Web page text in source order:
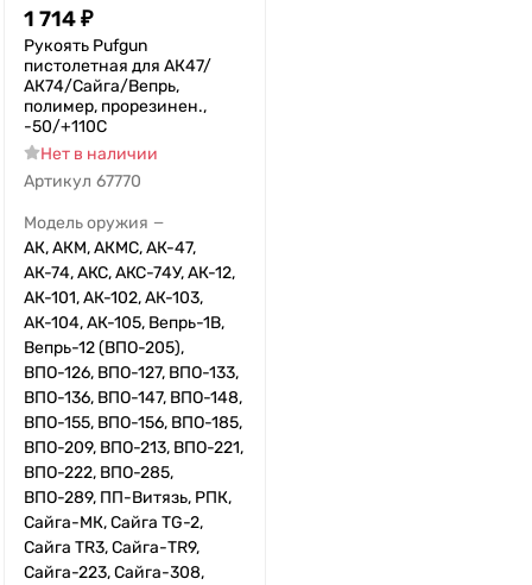
1 714₽
Рукоять Pufgun
пистолетная для АК47/
АК74/Сайга/Вепрь,
полимер, прорезинен.,
-50/+110С
Нет в наличии
Артикул 67770
Модель оружия —
АК, АКМ, АКМС, АК-47,
АК-74, АКС, АКС-74У, АК-12,
АК-101, АК-102, АК-103,
АК-104, АК-105, Вепрь-1В,
Вепрь-12 (ВПО-205),
ВПО-126, ВПО-127, ВПО-133,
ВПО-136, ВПО-147, ВПО-148,
ВПО-155, ВПО-156, ВПО-185,
ВПО-209, ВПО-213, ВПО-221,
ВПО-222, ВПО-285,
ВПО-289, ПП-Витязь, РПК,
Сайга-МК, Сайга TG-2,
Сайга TR3, Сайга-TR9,
Сайга-223, Сайга-308,